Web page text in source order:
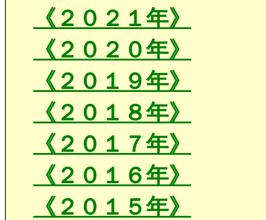
《２０２１年》
《２０２０年》
《２０１９年》
《２０１８年》
《２０１７年》
《２０１６年》
《２０１５年》